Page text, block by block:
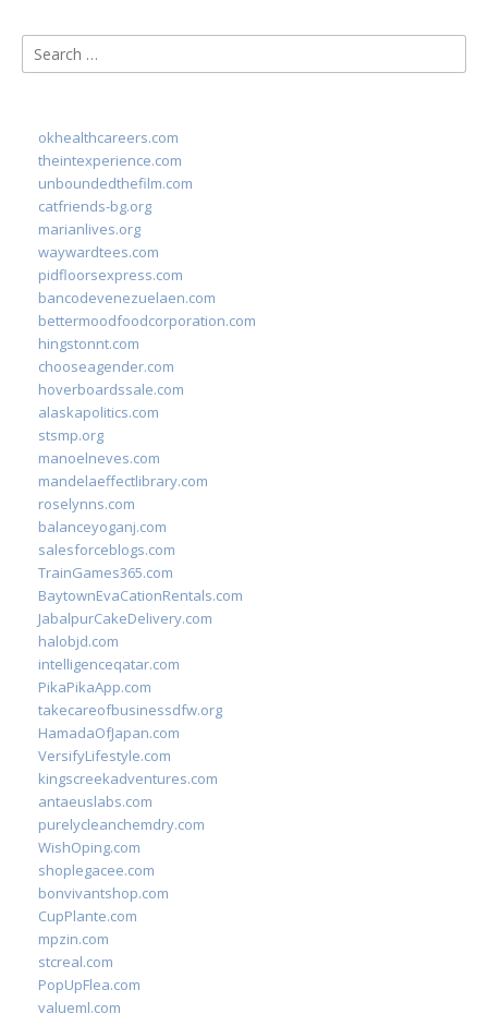
Search
for:
okhealthcareers.com
theintexperience.com
unboundedthefilm.com
catfriends-bg.org
marianlives.org
waywardtees.com
pidfloorsexpress.com
bancodevenezuelaen.com
bettermoodfoodcorporation.com
hingstonnt.com
chooseagender.com
hoverboardssale.com
alaskapolitics.com
stsmp.org
manoelneves.com
mandelaeffectlibrary.com
roselynns.com
balanceyoganj.com
salesforceblogs.com
TrainGames365.com
BaytownEvaCationRentals.com
JabalpurCakeDelivery.com
halobjd.com
intelligenceqatar.com
PikaPikaApp.com
takecareofbusinessdfw.org
HamadaOfJapan.com
VersifyLifestyle.com
kingscreekadventures.com
antaeuslabs.com
purelycleanchemdry.com
WishOping.com
shoplegacee.com
bonvivantshop.com
CupPlante.com
mpzin.com
stcreal.com
PopUpFlea.com
valueml.com